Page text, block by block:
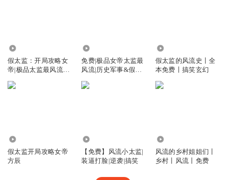
假太监：开局攻略女
帝|极品太监最风流|
免费|极品女帝太监最
风流|历史军事&假太
假太监的风流史丨全
本免费丨搞笑玄幻
假太监开局攻略女帝
方辰
【免费】风流小太监|
装逼打脸|逆袭|搞笑
风流的乡村姐姐们丨
乡村丨风流丨免费